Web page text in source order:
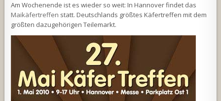
Am Wochenende ist es wieder so weit: In Hannover findet das
Maikäfertreffen statt. Deutschlands größtes Käfertreffen mit dem
größten dazugehörigen Teilemarkt.